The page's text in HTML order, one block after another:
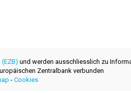
und werden ausschliesslich zu
Zentralbank verbunden
- Cookies